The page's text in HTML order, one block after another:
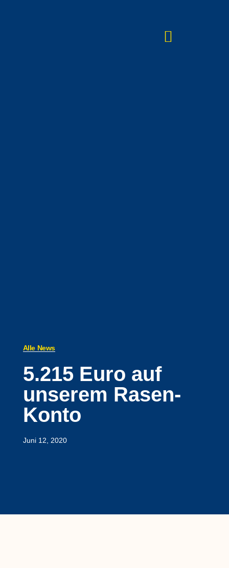
Alle News
5.215 Euro auf
unserem Rasen-
Konto
Juni 12, 2020